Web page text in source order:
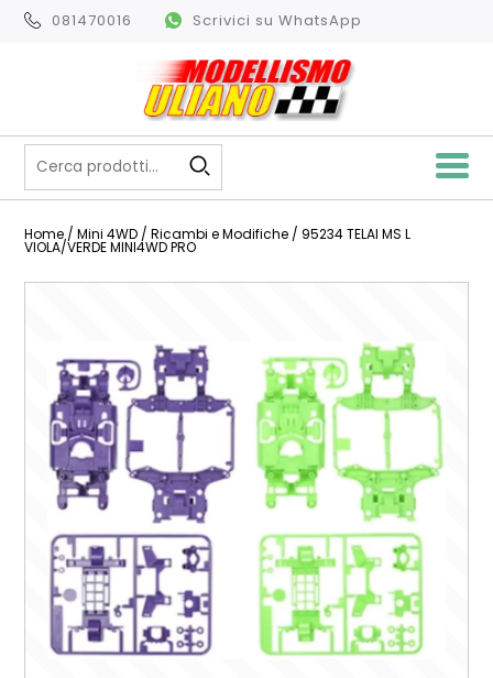
081470016 Scrivici su WhatsApp
Home /Mini 4WD /Ricambi e Modifiche / 95234 TELAI MS L
VIOLA/VERDE MINI4WD PRO